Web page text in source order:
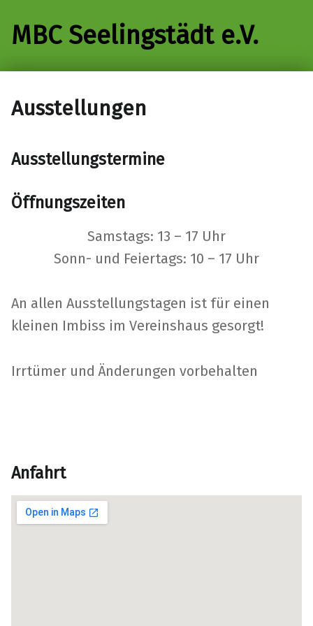
MBC Seelingstädt e.V.
Ausstellungen
Ausstellungstermine
Öffnungszeiten
Samstags: 13 – 17 Uhr
Sonn- und Feiertags: 10 – 17 Uhr
An allen Ausstellungstagen ist für einen
kleinen Imbiss im Vereinshaus gesorgt!
Irrtümer und Änderungen vorbehalten
Anfahrt